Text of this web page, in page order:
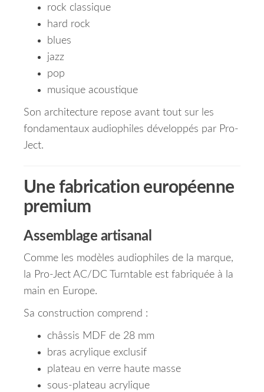
rock classique
hard rock
blues
jazz
pop
musique acoustique
Son architecture repose avant tout sur les
fondamentaux audiophiles développés par Pro-
Ject.
Une fabrication européenne
premium
Assemblage artisanal
Comme les modèles audiophiles de la marque,
la Pro-Ject AC/DC Turntable est fabriquée à la
main en Europe.
Sa construction comprend :
châssis MDF de 28 mm
bras acrylique exclusif
plateau en verre haute masse
sous-plateau acrylique